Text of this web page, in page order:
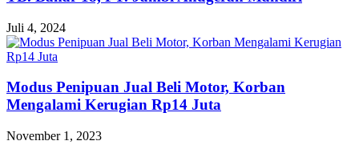
Juli 4, 2024
Modus Penipuan Jual Beli Motor, Korban
Mengalami Kerugian Rp14 Juta
November 1, 2023